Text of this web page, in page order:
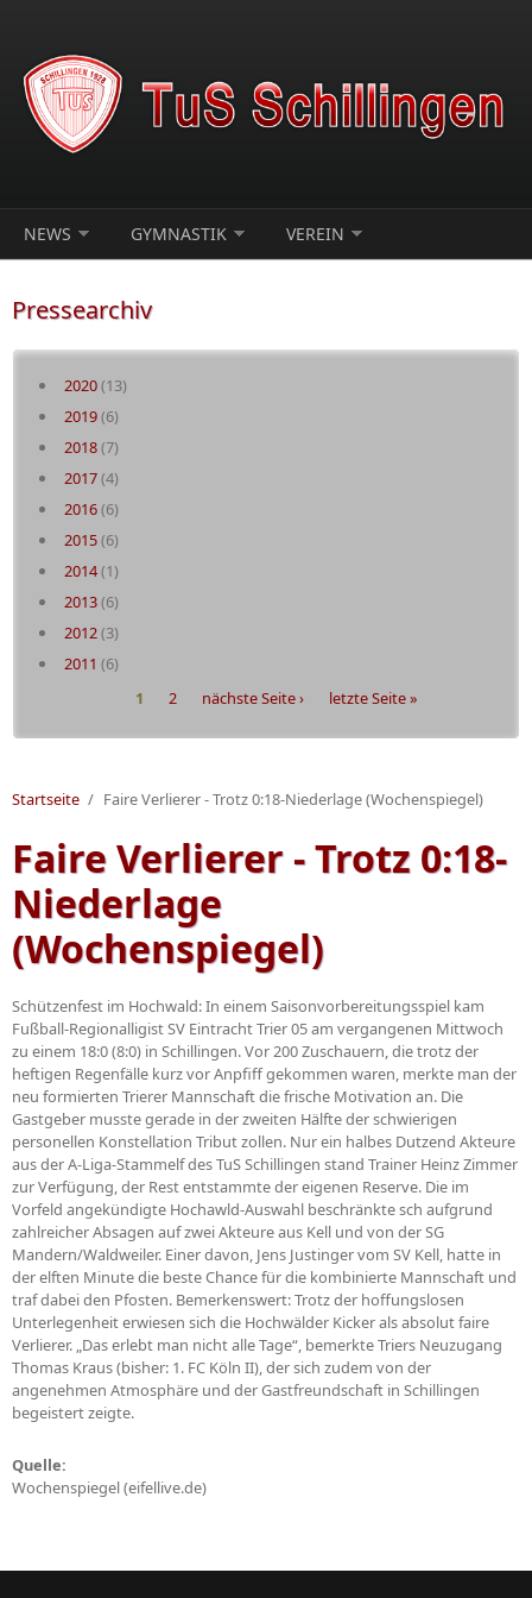
NEWS GYMNASTIK VEREIN
Pressearchiv
2020(13)
2019(6)
2018(7)
2017(4)
2016(6)
2015(6)
2014(1)
2013(6)
2012(3)
2011 (6)
1 2 nächste Seite › letzte Seite »
Startseite / Faire Verlierer - Trotz 0:18-Niederlage (Wochenspiegel)
Faire Verlierer - Trotz 0:18-
Niederlage
(Wochenspiegel)
Schützenfest im Hochwald: In einem Saisonvorbereitungsspiel kam
Fußball-Regionalligist SV Eintracht Trier 05 am vergangenen Mittwoch
zu einem 18:0 (8:0) in Schillingen. Vor 200 Zuschauern, die trotz der
heftigen Regenfälle kurz vor Anpfiff gekommen waren, merkte man der
neu formierten Trierer Mannschaft die frische Motivation an. Die
Gastgeber musste gerade in der zweiten Hälfte der schwierigen
personellen Konstellation Tribut zollen. Nur ein halbes Dutzend Akteure
aus der A-Liga-Stammelf des TuS Schillingen stand Trainer Heinz Zimmer
zur Verfügung, der Rest entstammte der eigenen Reserve. Die im
Vorfeld angekündigte Hochawld-Auswahl beschränkte sch aufgrund
zahlreicher Absagen auf zwei Akteure aus Kell und von der SG
Mandern/Waldweiler. Einer davon, Jens Justinger vom SV Kell, hatte in
der elften Minute die beste Chance für die kombinierte Mannschaft und
traf dabei den Pfosten. Bemerkenswert: Trotz der hoffungslosen
Unterlegenheit erwiesen sich die Hochwälder Kicker als absolut faire
Verlierer. „Das erlebt man nicht alle Tage“, bemerkte Triers Neuzugang
Thomas Kraus (bisher: 1. FC Köln II), der sich zudem von der
angenehmen Atmosphäre und der Gastfreundschaft in Schillingen
begeistert zeigte.
Quelle:
Wochenspiegel (eifellive.de)